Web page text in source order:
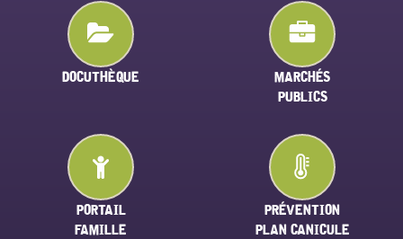
DOCUTHÈQUE
MARCHÉS
PUBLICS
PORTAIL
FAMILLE
PRÉVENTION
PLAN CANICULE